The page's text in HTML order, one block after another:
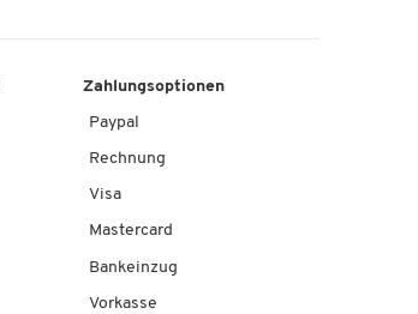
Zahlungsoptionen
Paypal
Rechnung
Visa
Mastercard
Bankeinzug
Vorkasse